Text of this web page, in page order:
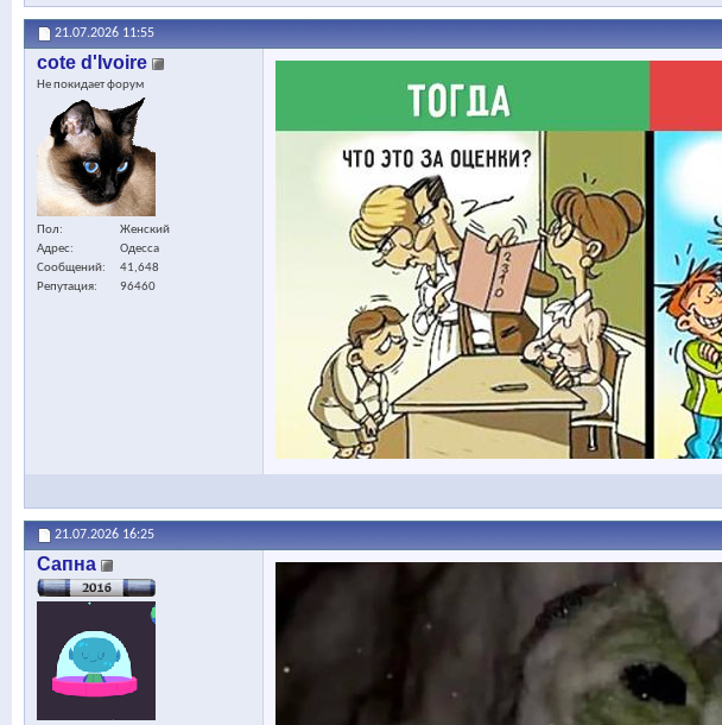
21.07.2026 11:55
cote d'Ivoire
Не покидает форум
Пол
Женский
Адрес
Одесса
Сообщений
41,648
Репутация
96460
21.07.2026 16:25
Сапна